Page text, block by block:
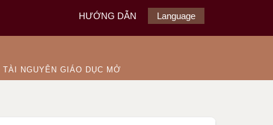
HƯỚNG DẪN Language
TÀI NGUYÊN GIÁO DỤC MỞ